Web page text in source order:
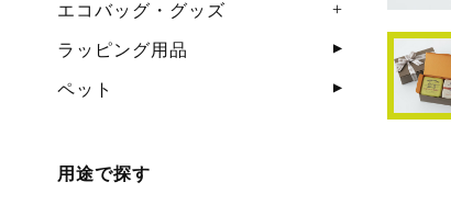
エコバッグ・グッズ
ラッピング用品
ペット
用途で探す